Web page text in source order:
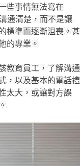
些事情無法寫在
通清楚，而不是讓
標準而逐漸沮喪。甚
的專業。
教育員工，了解溝通
，以及基本的電話禮
太大，或讓對方誤